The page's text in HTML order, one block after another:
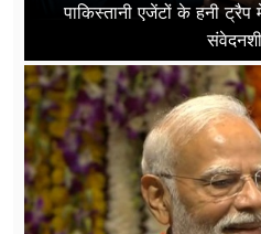
पाकिस्तानी एजेंटों के हनी